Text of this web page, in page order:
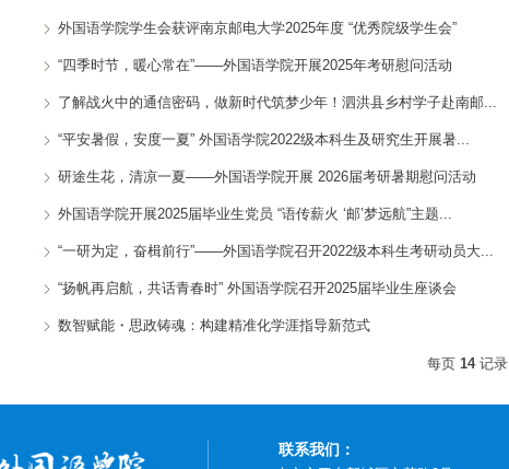
外国语学院学生会获评南京邮电大学2025年度 “优秀院级学生会”
“四季时节，暖心常在”——外国语学院开展2025年考研慰问活动
了解战火中的通信密码，做新时代筑梦少年！泗洪县乡村学子赴南邮...
“平安暑假，安度一夏” 外国语学院2022级本科生及研究生开展暑...
研途生花，清凉一夏——外国语学院开展 2026届考研暑期慰问活动
外国语学院开展2025届毕业生党员 “语传薪火 ‘邮’梦远航”主题...
“一研为定，奋楫前行”——外国语学院召开2022级本科生考研动员大...
“扬帆再启航，共话青春时” 外国语学院召开2025届毕业生座谈会
数智赋能・思政铸魂：构建精准化学涯指导新范式
每页 14记录
联系我们：